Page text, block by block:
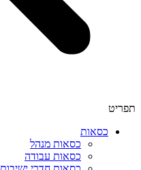
תפריט
כסאות
כסאות מנהל
כסאות עבודה